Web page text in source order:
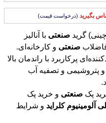
بگیرید (درخواست قیمت)
صنعتی با آنالیز
صنعتی و کارخانه‌ای.
پرکاربرد با راندمان بالا
نفت، گاز و پتروشیمی و تصفیه آب
پک صنعتی و خرید پک
آلومینیوم کلراید و شرایط